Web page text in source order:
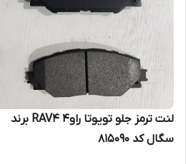
لنت ترمز جلو تویوتا راو4 RAV4 برند
سگال کد 815090